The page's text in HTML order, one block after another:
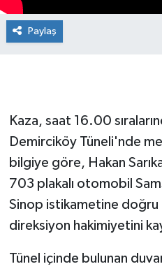
Paylaş
Kaza, saat 16.00
Demirciköy Tüneli'nde
bilgiye göre, Hakan
703 plakalı otomobil
Sinop istikametine doğru
direksiyon hakimiyetini
Tünel içinde bulunan